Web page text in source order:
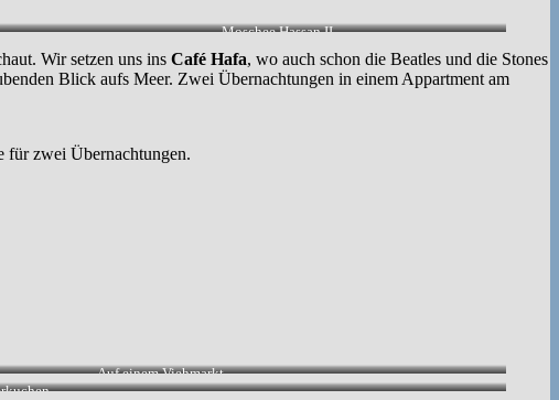
Moschee Hassan II
Wir setzen uns ins Café Hafa, wo auch schon die Beatles und die Stones
Blick aufs Meer. Zwei Übernachtungen in einem Appartment am
für zwei Übernachtungen.
Auf einem Viehmarkt.